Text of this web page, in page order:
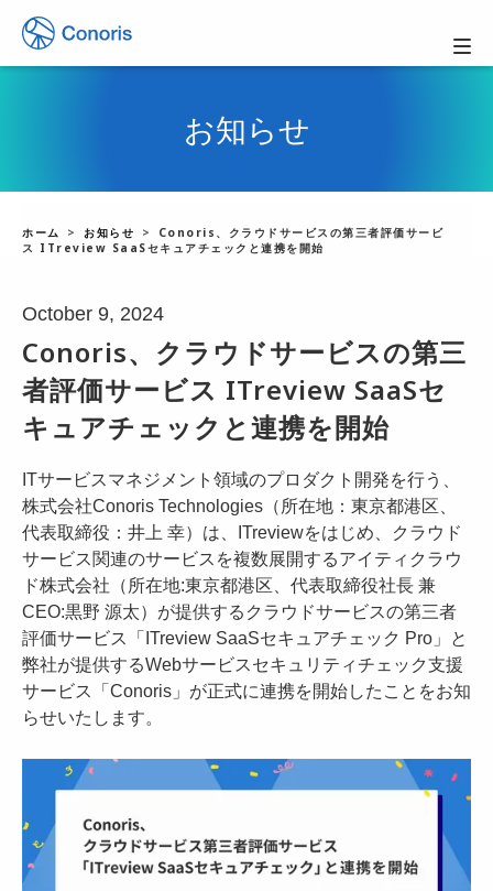
お知らせ
ホーム お知らせ
Conoris、クラウドサービスの第三者評価サービ
ス ITreview SaaSセキュアチェックと連携を開始
October 9, 2024
Conoris、クラウドサービスの第三
者評価サービス ITreview SaaSセ
キュアチェックと連携を開始
ITサービスマネジメント領域のプロダクト開発を行う、
株式会社Conoris Technologies（所在地：東京都港区、
代表取締役：井上 幸）は、ITreviewをはじめ、クラウド
サービス関連のサービスを複数展開するアイティクラウ
ド株式会社（所在地:東京都港区、代表取締役社長 兼
CEO:黒野 源太）が提供するクラウドサービスの第三者
評価サービス「ITreview SaaSセキュアチェック Pro」と
弊社が提供するWebサービスセキュリティチェック支援
サービス「Conoris」が正式に連携を開始したことをお知
らせいたします。